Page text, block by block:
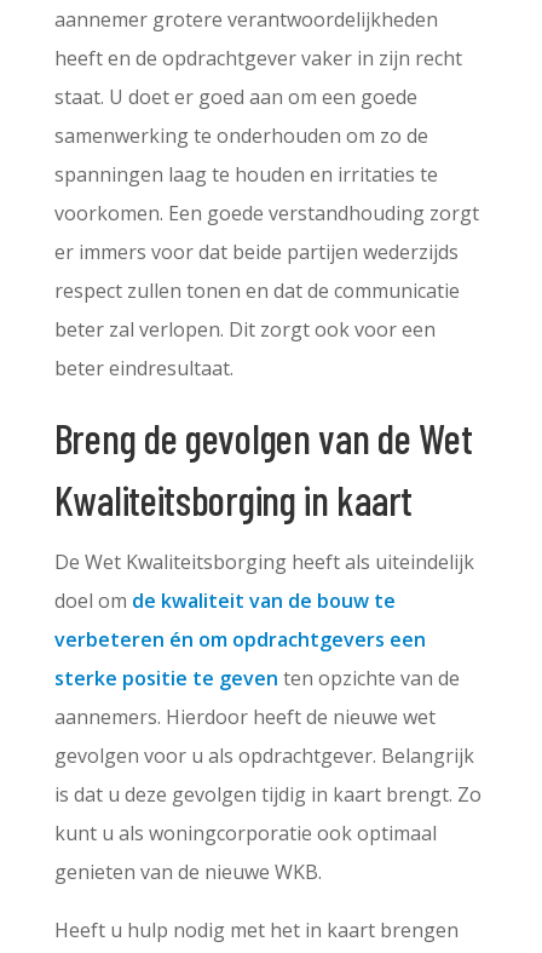
aannemer grotere verantwoordelijkheden
heeft en de opdrachtgever vaker in zijn recht
staat. U doet er goed aan om een goede
samenwerking te onderhouden om zo de
spanningen laag te houden en irritaties te
voorkomen. Een goede verstandhouding zorgt
er immers voor dat beide partijen wederzijds
respect zullen tonen en dat de communicatie
beter zal verlopen. Dit zorgt ook voor een
beter eindresultaat.
Breng de gevolgen van de Wet
Kwaliteitsborging in kaart
De Wet Kwaliteitsborging heeft als uiteindelijk
doel om de kwaliteit van de bouw te
verbeteren én om opdrachtgevers een
sterke positie te geven ten opzichte van de
aannemers. Hierdoor heeft de nieuwe wet
gevolgen voor u als opdrachtgever. Belangrijk
is dat u deze gevolgen tijdig in kaart brengt. Zo
kunt u als woningcorporatie ook optimaal
genieten van de nieuwe WKB.
Heeft u hulp nodig met het in kaart brengen